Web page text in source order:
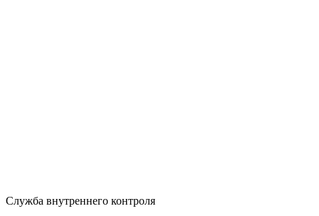
Служба внутреннего контроля